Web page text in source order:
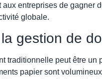
entreprises de gagner
globale.
gestion de
traditionnelle peut être
papier sont